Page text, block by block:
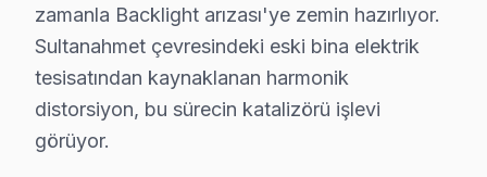
Alemdar'da Arçelik TV Servisi
Alemdar Mahallesi, tarihi ve modern yaşamın iç içe
Ali Kuşçu'da Arçelik TV Servisi
Ali Kuşçu Mahallesi, geleneksel yapısıyla bilinirken,
zamanla Backlight arızası'ye zemin hazırlıyor.
Sultanahmet çevresindeki eski bina elektrik
tesisatından kaynaklanan harmonik
distorsiyon, bu sürecin katalizörü işlevi
görüyor.